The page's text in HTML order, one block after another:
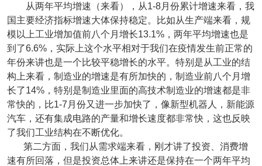
从两年平均增速（来看），从1-8月份累计增速来看，我
国主要经济指标增速大体保持稳定。比如从生产端来看，规
模以上工业增加值前八个月增长13.1%，两年平均增速也是
到了6.6%，实际上这个水平相对于我们在疫情发生前正常的
年份来讲也是一个比较平稳增长的水平。特别是从工业的结
构上来看，制造业的增速是有所加快的，制造业前八个月增
长了14%，特别是制造业里面的高技术制造业的增速都是非
常快的，比1-7月份又进一步加快了，像新型机器人，新能源
汽车，还有集成电路的产量和增长速度都非常快，这也反映
了我们工业结构在不断优化。
第二方面，我们从需求端来看，刚才讲了投资、消费增
速有所回落，但是投资总体上来讲还是保持在一个两年平均